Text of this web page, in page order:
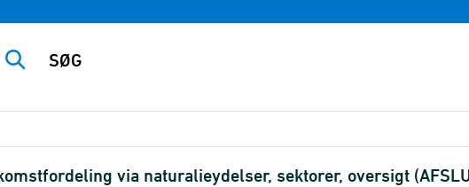
via naturalieydelser, sektorer, oversigt